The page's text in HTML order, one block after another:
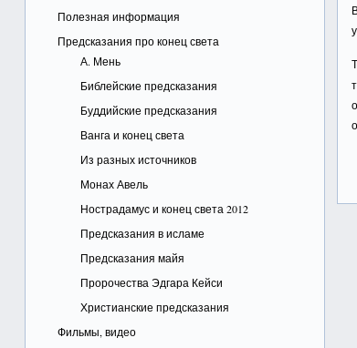
Полезная информация
Предсказания про конец света
А. Мень
Библейские предсказания
Буддийские предсказания
Ванга и конец света
Из разных источников
Монах Авель
Нострадамус и конец света 2012
Предсказания в исламе
Предсказания майя
Пророчества Эдгара Кейси
Христианские предсказания
Фильмы, видео